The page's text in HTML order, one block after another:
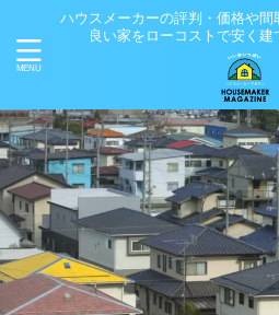
ハウスメーカーの評判・価格や間
良い家をローコストで安く建